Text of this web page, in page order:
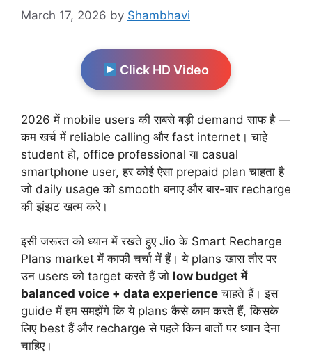
March 17, 2026 by Shambhavi
Click HD Video
2026 में mobile users की सबसे बड़ी demand साफ है —
कम खर्च में reliable calling और fast internet। चाहे
student हो, office professional या casual
smartphone user, हर कोई ऐसा prepaid plan चाहता है
जो daily usage को smooth बनाए और बार-बार recharge
की झंझट खत्म करे।
इसी जरूरत को ध्यान में रखते हुए Jio के Smart Recharge
Plans market में काफी चर्चा में हैं। ये plans खास तौर पर
उन users को target करते हैं जो low budget में
balanced voice + data experience चाहते हैं। इस
guide में हम समझेंगे कि ये plans कैसे काम करते हैं, किसके
लिए best हैं और recharge से पहले किन बातों पर ध्यान देना
चाहिए।